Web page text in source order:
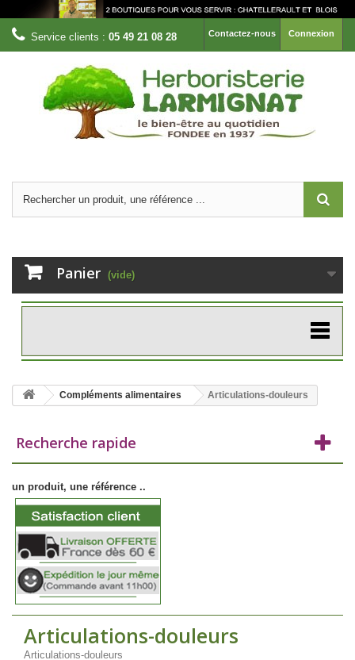
Connexion
Contactez-nous
Service clients : 05 49 21 08 28
Panier (vide)
Compléments alimentaires Articulations-douleurs
Recherche rapide
un produit, une référence ..
Articulations-douleurs
Articulations-douleurs